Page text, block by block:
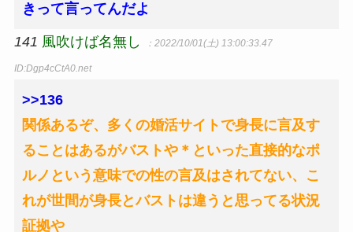
きって言ってんだよ
141 風吹けば名無し ：2022/10/01(土) 13:00:33.47
ID:Dgp4cCtA0.net
>>136
関係あるぞ、多くの婚活サイトで身長に言及す
ることはあるがバストや＊といった直接的なポ
ルノという意味での性の言及はされてない、こ
れが世間が身長とバストは違うと思ってる状況
証拠や